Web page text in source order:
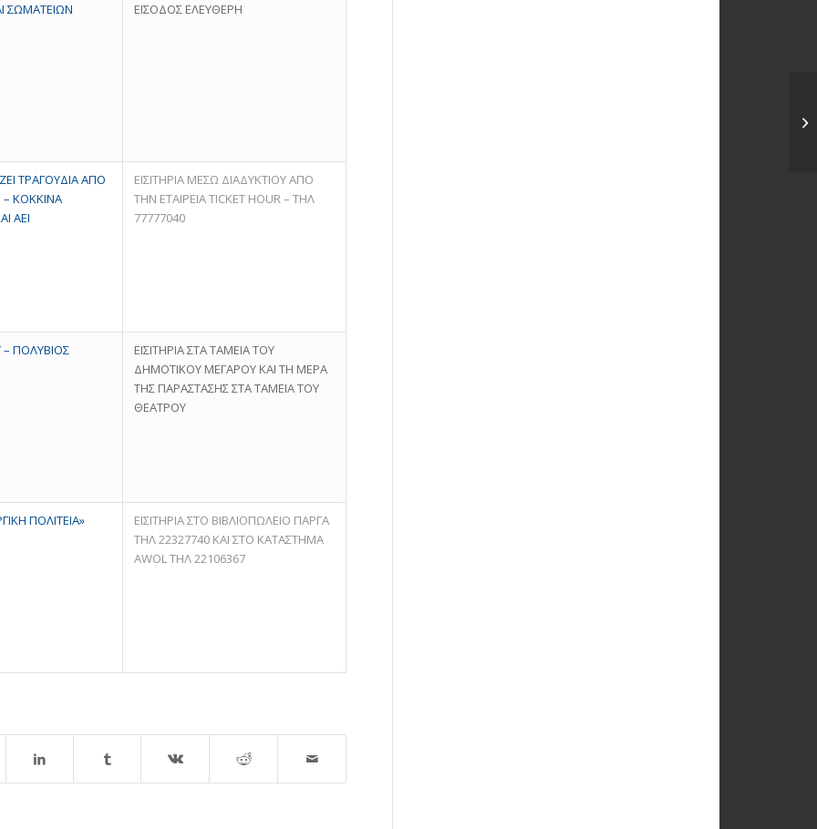
ΣΩΜΑΤΕΙΩΝ ΕΙΣΟΔΟΣ ΕΛΕΥΘΕΡΗ
ΤΡΑΓΟΥΔΙΑ ΑΠΟ
ΚΟΚΚΙΝΑ
ΑΕΙ
ΕΙΣΙΤΗΡΙΑ ΜΕΣΩ ΔΙΑΔΥΚΤΙΟΥ ΑΠΟ
ΤΗΝ ΕΤΑΙΡΕΙΑ TICKET HOUR – ΤΗΛ
77777040
– ΠΟΛΥΒΙΟΣ
ΕΙΣΙΤΗΡΙΑ ΣΤΑ ΤΑΜΕΙΑ ΤΟΥ
ΔΗΜΟΤΙΚΟΥ ΜΕΓΑΡΟΥ ΚΑΙ ΤΗ ΜΕΡΑ
ΤΗΣ ΠΑΡΑΣΤΑΣΗΣ ΣΤΑ ΤΑΜΕΙΑ ΤΟΥ
ΘΕΑΤΡΟΥ
ΠΟΛΙΤΕΙΑ»
ΕΙΣΙΤΗΡΙΑ ΣΤΟ ΒΙΒΛΙΟΠΩΛΕΙΟ ΠΑΡΓΑ
ΤΗΛ 22327740 ΚΑΙ ΣΤΟ ΚΑΤΑΣΤΗΜΑ
AWOL ΤΗΛ 22106367